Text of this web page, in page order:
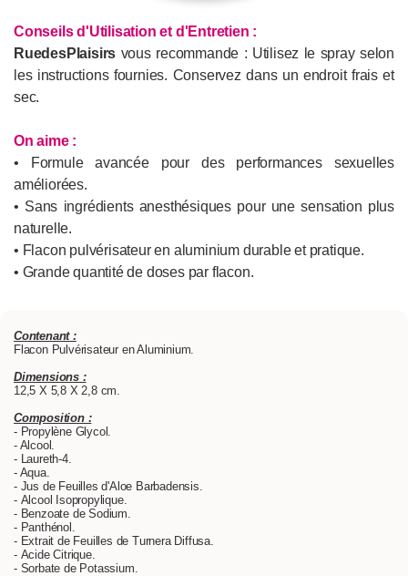
Conseils d'Utilisation et d'Entretien :
RuedesPlaisirs vous recommande : Utilisez le spray selon
les instructions fournies. Conservez dans un endroit frais et
sec.
On aime :
• Formule avancée pour des performances sexuelles
améliorées.
• Sans ingrédients anesthésiques pour une sensation plus
naturelle.
• Flacon pulvérisateur en aluminium durable et pratique.
• Grande quantité de doses par flacon.
Contenant :
Flacon Pulvérisateur en Aluminium.
Dimensions :
12,5 X 5,8 X 2,8 cm.
Composition :
- Propylène Glycol.
- Alcool.
- Laureth-4.
- Aqua.
- Jus de Feuilles d'Aloe Barbadensis.
- Alcool Isopropylique.
- Benzoate de Sodium.
- Panthénol.
- Extrait de Feuilles de Turnera Diffusa.
- Acide Citrique.
- Sorbate de Potassium.